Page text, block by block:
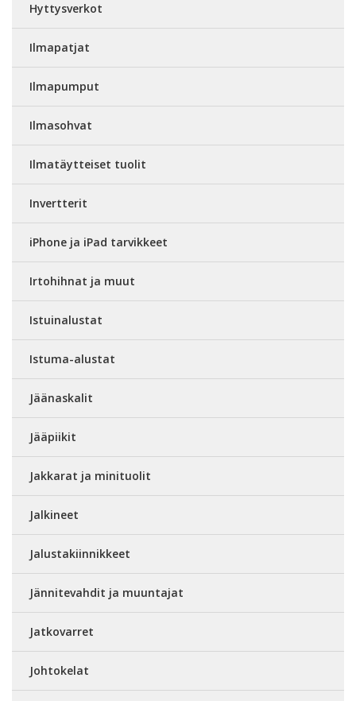
Hyttysverkot
Ilmapatjat
Ilmapumput
Ilmasohvat
Ilmatäytteiset tuolit
Invertterit
iPhone ja iPad tarvikkeet
Irtohihnat ja muut
Istuinalustat
Istuma-alustat
Jäänaskalit
Jääpiikit
Jakkarat ja minituolit
Jalkineet
Jalustakiinnikkeet
Jännitevahdit ja muuntajat
Jatkovarret
Johtokelat